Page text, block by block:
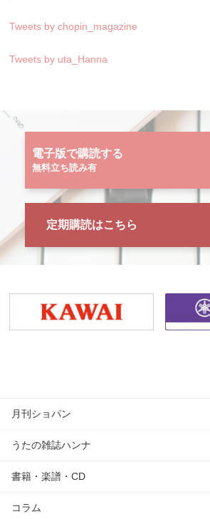
Tweets by chopin_magazine
Tweets by uta_Hanna
電子版で購読する
無料立ち読み有
定期購読はこちら
月刊ショパン
うたの雑誌ハンナ
書籍・楽譜・CD
コラム